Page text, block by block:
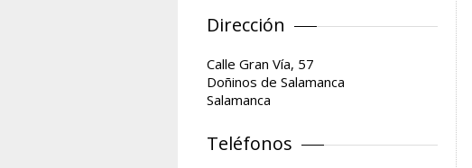
Dirección
Calle Gran Vía, 57
Doñinos de Salamanca
Salamanca
Teléfonos